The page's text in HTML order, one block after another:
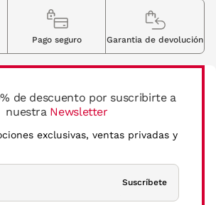
de descuento por suscribirte a
nuestra Newsletter
exclusivas, ventas privadas y
Suscríbete
Pago seguro Garantia de devolución